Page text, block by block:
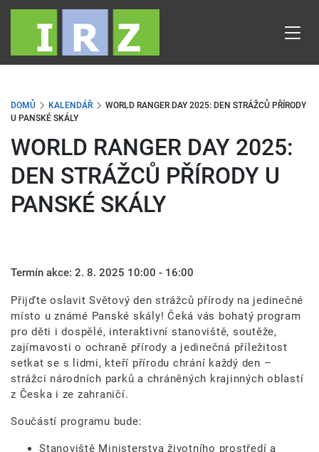
Přejít
obsahu
DOMŮ KALENDÁŘ
WORLD RANGER DAY 2025: DEN STRÁŽCŮ PŘÍRODY
U PANSKÉ SKÁLY
WORLD RANGER DAY 2025:
DEN STRÁŽCŮ PŘÍRODY U
PANSKÉ SKÁLY
Termín akce: 2. 8. 2025 10:00 - 16:00
Přijďte oslavit Světový den strážců přírody na jedinečné
místo u známé Panské skály! Čeká vás bohatý program
pro děti i dospělé, interaktivní stanoviště, soutěže,
zajímavosti o ochraně přírody a jedinečná příležitost
setkat se s lidmi, kteří přírodu chrání každý den –
strážci národních parků a chráněných krajinných oblastí
z Česka i ze zahraničí.
Součástí programu bude:
Stanoviště Ministerstva životního prostředí a